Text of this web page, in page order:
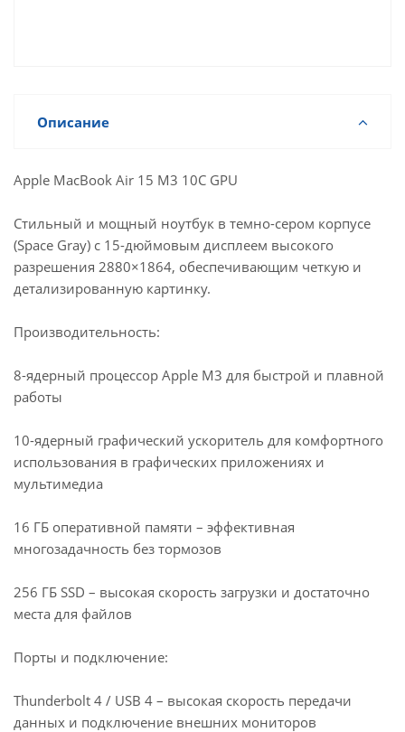
Описание
Apple MacBook Air 15 M3 10C GPU
Стильный и мощный ноутбук в темно-сером корпусе
(Space Gray) с 15-дюймовым дисплеем высокого
разрешения 2880×1864, обеспечивающим четкую и
детализированную картинку.
Производительность:
8-ядерный процессор Apple M3 для быстрой и плавной
работы
10-ядерный графический ускоритель для комфортного
использования в графических приложениях и
мультимедиа
16 ГБ оперативной памяти – эффективная
многозадачность без тормозов
256 ГБ SSD – высокая скорость загрузки и достаточно
места для файлов
Порты и подключение:
Thunderbolt 4 / USB 4 – высокая скорость передачи
данных и подключение внешних мониторов